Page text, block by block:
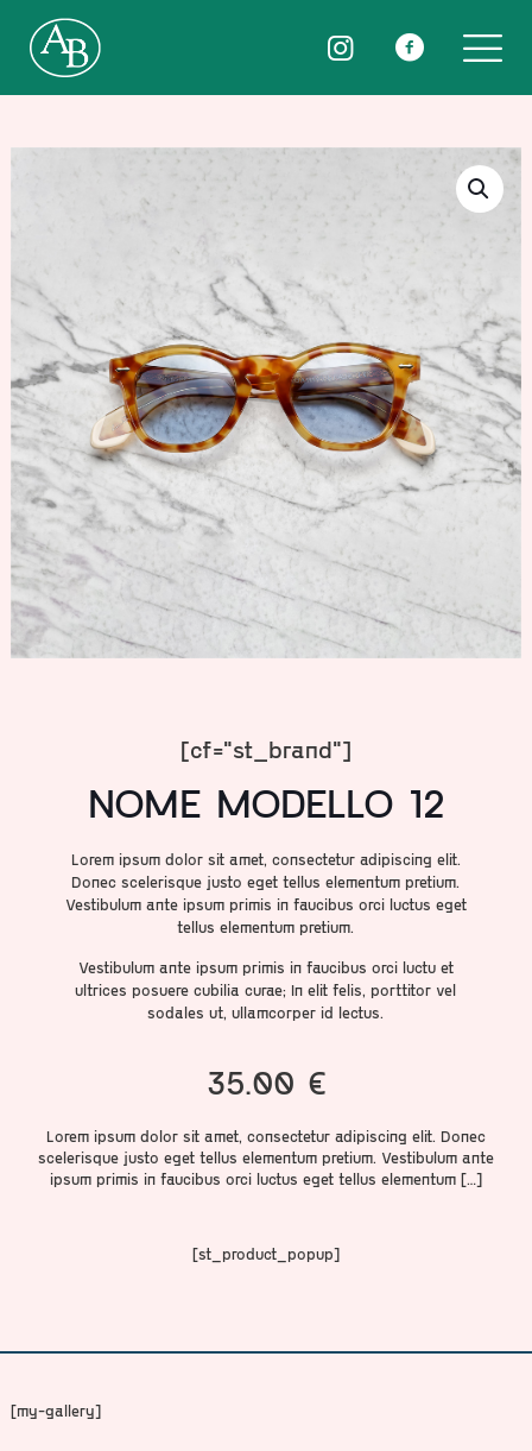
[cf="st_brand"]
NOME MODELLO 12
Lorem ipsum dolor sit amet, consectetur adipiscing elit.
Donec scelerisque justo eget tellus elementum pretium.
Vestibulum ante ipsum primis in faucibus orci luctus eget
tellus elementum pretium.
Vestibulum ante ipsum primis in faucibus orci luctu et
ultrices posuere cubilia curae; In elit felis, porttitor vel
sodales ut, ullamcorper id lectus.
35.00 €
Lorem ipsum dolor sit amet, consectetur adipiscing elit. Donec
scelerisque justo eget tellus elementum pretium. Vestibulum ante
ipsum primis in faucibus orci luctus eget tellus elementum […]
[st_product_popup]
[my-gallery]